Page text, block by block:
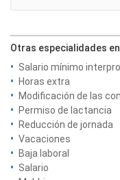
Otras especialidades
Salario mínimo
Horas extra
Modificación de las
Permiso de lactancia
Reducción de jornada
Vacaciones
Baja laboral
Salario